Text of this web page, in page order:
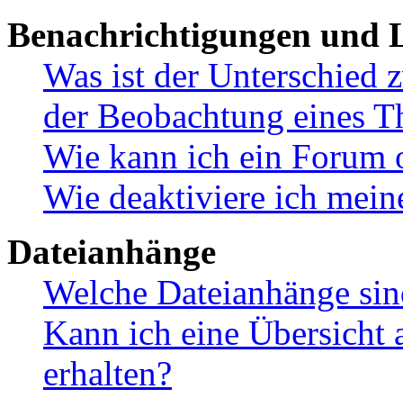
Benachrichtigungen und
Was ist der Unterschied
der Beobachtung eines
Wie kann ich ein Forum
Wie deaktiviere ich
Dateianhänge
Welche Dateianhänge
Kann ich eine Übersicht
erhalten?